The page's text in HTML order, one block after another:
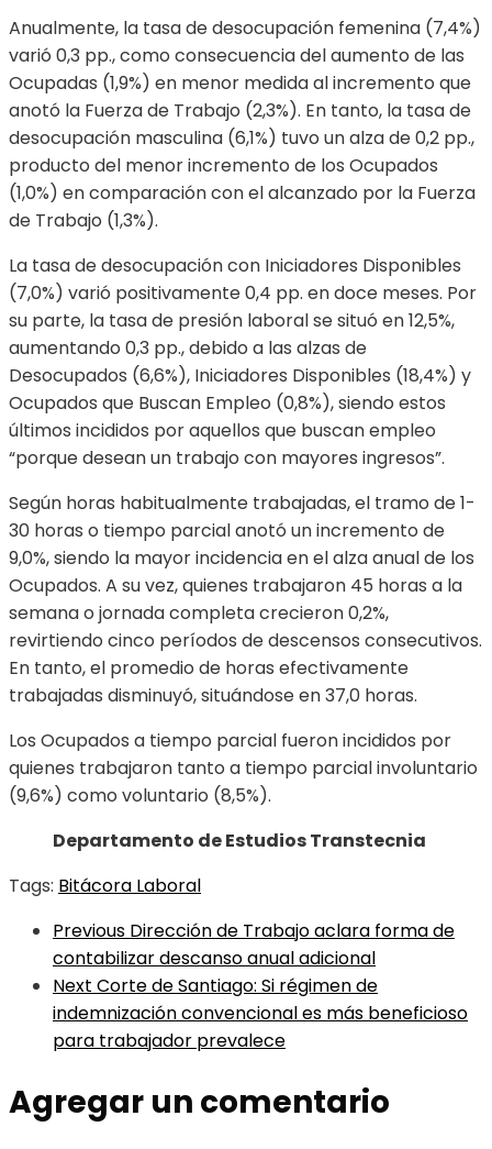
Anualmente, la tasa de desocupación femenina (7,4%)
varió 0,3 pp., como consecuencia del aumento de las
Ocupadas (1,9%) en menor medida al incremento que
anotó la Fuerza de Trabajo (2,3%). En tanto, la tasa de
desocupación masculina (6,1%) tuvo un alza de 0,2 pp.,
producto del menor incremento de los Ocupados
(1,0%) en comparación con el alcanzado por la Fuerza
de Trabajo (1,3%).
La tasa de desocupación con Iniciadores Disponibles
(7,0%) varió positivamente 0,4 pp. en doce meses. Por
su parte, la tasa de presión laboral se situó en 12,5%,
aumentando 0,3 pp., debido a las alzas de
Desocupados (6,6%), Iniciadores Disponibles (18,4%) y
Ocupados que Buscan Empleo (0,8%), siendo estos
últimos incididos por aquellos que buscan empleo
“porque desean un trabajo con mayores ingresos”.
Según horas habitualmente trabajadas, el tramo de 1-
30 horas o tiempo parcial anotó un incremento de
9,0%, siendo la mayor incidencia en el alza anual de los
Ocupados. A su vez, quienes trabajaron 45 horas a la
semana o jornada completa crecieron 0,2%,
revirtiendo cinco períodos de descensos consecutivos.
En tanto, el promedio de horas efectivamente
trabajadas disminuyó, situándose en 37,0 horas.
Los Ocupados a tiempo parcial fueron incididos por
quienes trabajaron tanto a tiempo parcial involuntario
(9,6%) como voluntario (8,5%).
Departamento de Estudios Transtecnia
Tags: Bitácora Laboral
Previous Dirección de Trabajo aclara forma de
contabilizar descanso anual adicional
Next Corte de Santiago: Si régimen de
indemnización convencional es más beneficioso
para trabajador prevalece
Agregar un comentario